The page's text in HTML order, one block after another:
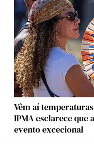
Vêm aí
IPMA esclarece que
evento excecional